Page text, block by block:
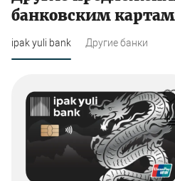
банковским картам
ipak yuli bank Другие банки